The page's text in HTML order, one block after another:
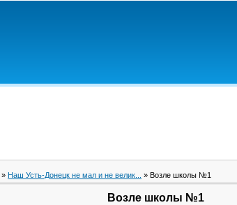
» Наш Усть-Донецк не мал и не велик... » Возле школы №1
Возле школы №1